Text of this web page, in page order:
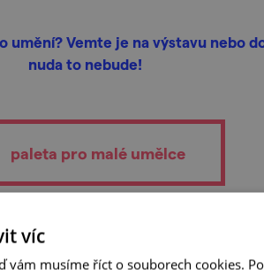
umění? Vemte je na výstavu nebo
nuda to nebude!
paleta pro malé umělce
víc
vám musíme říct o souborech cookies.